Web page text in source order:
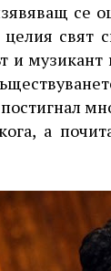
се
свят
и
а